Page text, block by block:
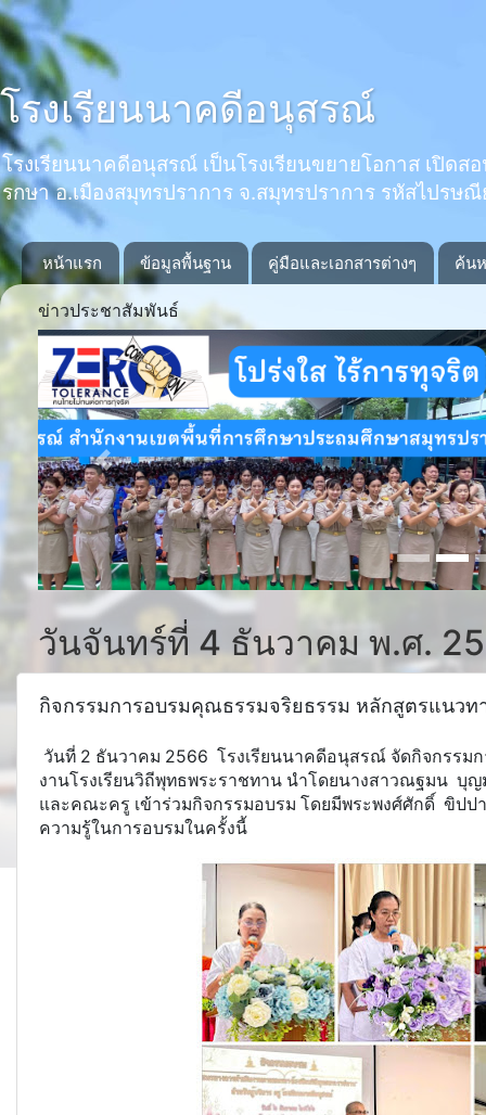
โรงเรียนนาคดีอนุสรณ์
โรงเรียนนาคดีอนุสรณ์ เป็นโรงเรียนขยายโอกาส เปิ
รกษา อ.เมืองสมุทรปราการ จ.สมุทรปราการ รหัสไปรษ
หน้าแรก ข้อมูลพื้นฐาน คู่มือและเอกสารต่างๆ ค้น
ข่าวประชาสัมพันธ์
Previous
วันจันทร์ที่ 4 ธันวาคม พ.ศ.
กิจกรรมการอบรมคุณธรรมจริยธรรม หลักสูตรแนวท
วันที่ 2 ธันวาคม 2566 โรงเรียนนาคดีอนุสรณ์ จัดกิจกรรม
งานโรงเรียนวิถีพุทธพระราชทาน นำโดยนางสาวณฐมน บุ
และคณะครู เข้าร่วมกิจกรรมอบรม โดยมีพระพงศ์ศักดิ์ ขิปป
ความรู้ในการอบรมในครั้งนี้